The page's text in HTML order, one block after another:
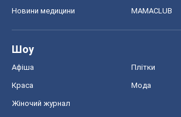
Новини медицини MAMACLUB
Шоу
Афіша Плітки
Краса Мода
Жіночий журнал